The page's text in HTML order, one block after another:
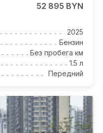
52 895 BYN
2025
Бензин
Без пробега км
1.5 л
Передний